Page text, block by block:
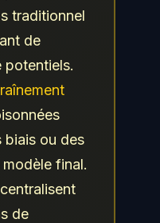
traditionnel
de
biais ou des
final.
centralisent
de